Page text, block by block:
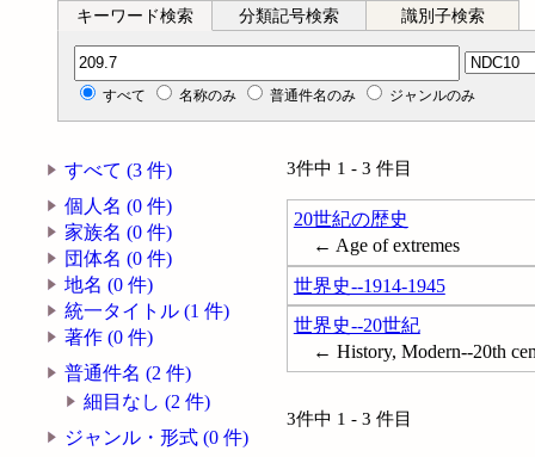
キーワード検索 分類記号検索 識別子検索
分類記号検索
すべて 名称のみ 普通件名のみ ジャンルのみ
すべて (3 件)
個人名 (0 件)
家族名 (0 件)
団体名 (0 件)
地名 (0 件)
統一タイトル (1 件)
著作 (0 件)
普通件名 (2 件)
細目なし (2 件)
ジャンル・形式 (0 件)
3件中 1 - 3 件目
20世紀の歴史
← Age of extremes
世界史--1914-1945
世界史--20世紀
← History, Modern--20th
3件中 1 - 3 件目